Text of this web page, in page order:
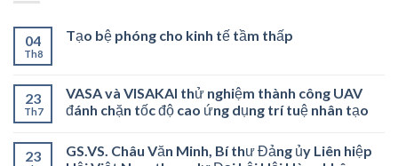
04
Th8
Tạo bệ phóng cho kinh tế tầm thấp
23
Th7
VASA và VISAKAI thử nghiệm thành công UAV
đánh chặn tốc độ cao ứng dụng trí tuệ nhân tạo
23
GS.VS. Châu Văn Minh, Bí thư Đảng ủy Liên hiệp